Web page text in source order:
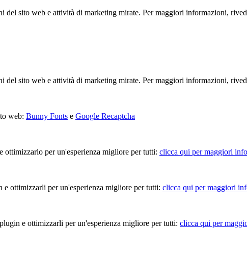
sito web e attività di marketing mirate. Per maggiori informazioni,
sito web e attività di marketing mirate. Per maggiori informazioni,
web: Bunny Fonts e Google Recaptcha
per un'esperienza migliore per tutti: clicca qui per maggiori
ottimizzarli per un'esperienza migliore per tutti: clicca qui per maggiori
e ottimizzarli per un'esperienza migliore per tutti: clicca qui per